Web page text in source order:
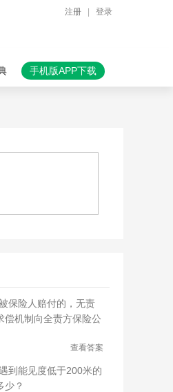
注册 登录
手机版APP下载
保险人赔付的，无责
偿机制向全责方保险公
查看答案
到能见度低于200米的
少？